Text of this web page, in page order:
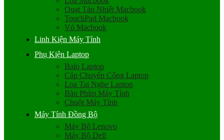
Quạt Tản Nhiệt Macbook
TouchPad Macbook
Vỏ Macbook
Linh Kiện Máy Tính
Phụ Kiện Laptop
Balo Laptop
Cáp Chuyển Cổng Laptop
Loa Tai Nghe Laptop
Bàn Phím Máy Tính
Chuột Máy Tính
Máy Tính Đồng Bộ
Máy Bộ Lenovo
Máy Bộ Dell